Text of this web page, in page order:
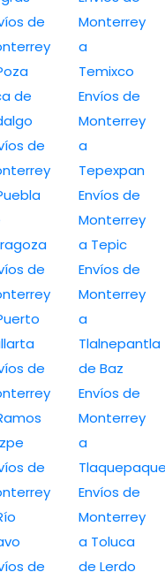
de
de
de
de
de
de
de
Monterrey
a
Temixco
Envíos de
Monterrey
a
Tepexpan
Envíos de
Monterrey
a Tepic
Envíos de
Monterrey
a
Tlalnepantla
de Baz
Envíos de
Monterrey
a
Envíos de
Monterrey
a Toluca
de Lerdo